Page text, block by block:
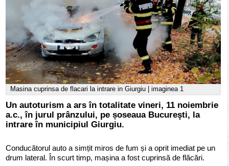
Masina cuprinsa de flacari la intrare in Giurgiu | imaginea 1
Un autoturism a ars în totalitate vineri, 11 noiembrie
a.c., în jurul prânzului, pe șoseaua Bucureşti, la
intrare în municipiul Giurgiu.
Conducătorul auto a simțit miros de fum și a oprit imediat pe un
drum lateral. În scurt timp, mașina a fost cuprinsă de flăcări.